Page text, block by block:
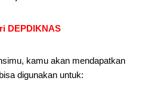
DEPDIKNAS
kamu akan mendapatkan
digunakan untuk: